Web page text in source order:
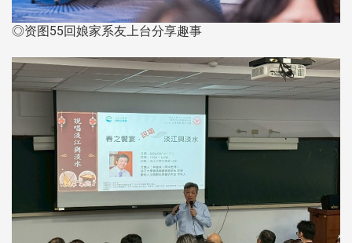
◎资图55回娘家系友上台分享趣事